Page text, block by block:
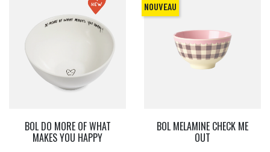
BOL DO MORE OF WHAT
MAKES YOU HAPPY
BOL MELAMINE CHECK ME
OUT
NOUVEAU